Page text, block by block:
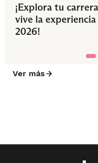
¡Explora tu
vive la
2026!
Ver más